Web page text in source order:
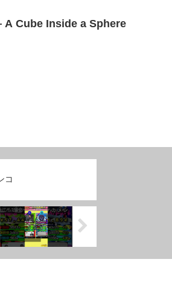
Cube Inside a Sphere
コ